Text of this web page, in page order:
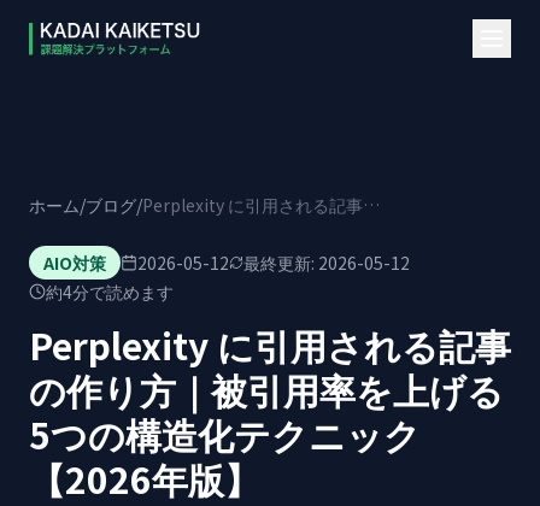
ホーム/ブログ/ Perplexity に引用される記事の作り方｜被引用率を上げる5つの構造化テクニック【2026年版】
AIO対策 2026-05-12 最終更新: 2026-05-12
約4分で読めます
Perplexity に引用される記事
の作り方｜被引用率を上げる
5つの構造化テクニック
【2026年版】